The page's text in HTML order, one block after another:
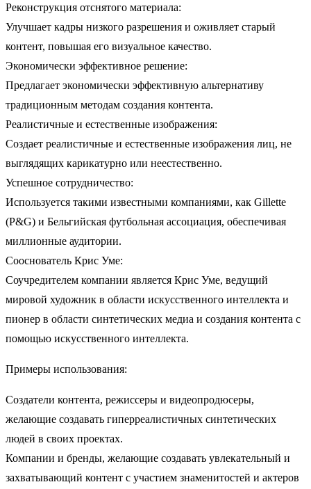
Реконструкция отснятого материала:
Улучшает кадры низкого разрешения и оживляет старый
контент, повышая его визуальное качество.
Экономически эффективное решение:
Предлагает экономически эффективную альтернативу
традиционным методам создания контента.
Реалистичные и естественные изображения:
Создает реалистичные и естественные изображения лиц, не
выглядящих карикатурно или неестественно.
Успешное сотрудничество:
Используется такими известными компаниями, как Gillette
(P&G) и Бельгийская футбольная ассоциация, обеспечивая
миллионные аудитории.
Сооснователь Крис Уме:
Соучредителем компании является Крис Уме, ведущий
мировой художник в области искусственного интеллекта и
пионер в области синтетических медиа и создания контента с
помощью искусственного интеллекта.
Примеры использования:
Создатели контента, режиссеры и видеопродюсеры,
желающие создавать гиперреалистичных синтетических
людей в своих проектах.
Компании и бренды, желающие создавать увлекательный и
захватывающий контент с участием знаменитостей и актеров